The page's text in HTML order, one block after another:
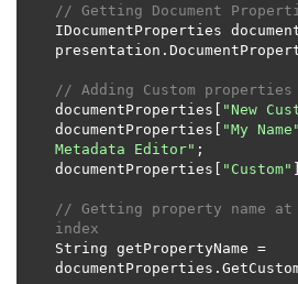
// Getting Document
IDocumentProperties
// Adding Custom properties
documentProperties[
"New
documentProperties[
"My Name"
Metadata Editor"
documentProperties[
"Custom"
// Getting property name
index
String getPropertyName =